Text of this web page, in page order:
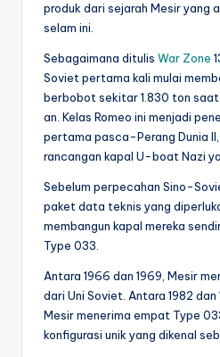
produk dari sejarah Mesir yang
selam ini.
Sebagaimana ditulis War Zone
Soviet pertama kali mulai
berbobot sekitar 1.830 ton
an. Kelas Romeo ini menjadi
pertama pasca-Perang Dunia
rancangan kapal U-boat Nazi
Sebelum perpecahan Sino-
paket data teknis yang
membangun kapal mereka
Type 033.
Antara 1966 dan 1969, Mesir
dari Uni Soviet. Antara 1982
Mesir menerima empat Type
konfigurasi unik yang dikenal